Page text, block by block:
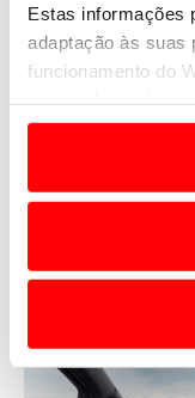
Estas informações
adaptação às suas
funcionamento do
e anúncios de
Em alguns casos,
termos e a todo o
o acesso a
personalizar